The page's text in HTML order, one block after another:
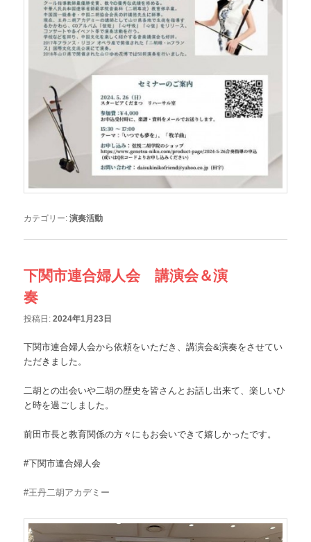
カテゴリー: 演奏活動
下関市連合婦人会 講演会＆演
奏
投稿日:2024年1月23日
下関市連合婦人会から依頼をいただき、講演会&演奏をさせてい
ただきました。
二胡との出会いや二胡の歴史を皆さんとお話し出来て、楽しいひ
と時を過ごしました。
前田市長と教育関係の方々にもお会いできて嬉しかったです。
#下関市連合婦人会
#王丹二胡アカデミー